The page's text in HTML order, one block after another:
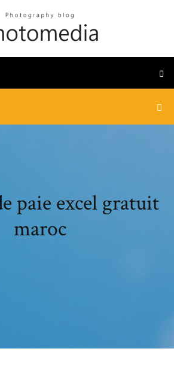
paie excel gratuit
maroc